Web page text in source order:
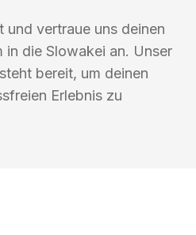
und vertraue uns deinen
in die Slowakei an. Unser
bereit, um deinen
Erlebnis zu